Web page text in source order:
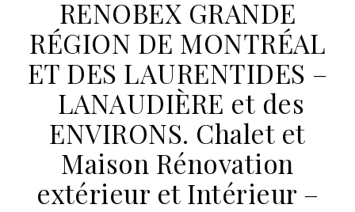
RENOBEX GRANDE
RÉGION DE MONTRÉAL
ET DES LAURENTIDES –
LANAUDIÈRE et des
ENVIRONS. Chalet et
Maison Rénovation
extérieur et Intérieur –